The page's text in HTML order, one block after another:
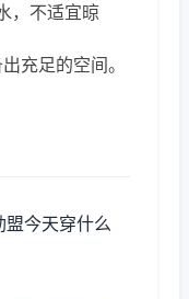
，不适宜晾
充足的空间。
盟今天穿什么